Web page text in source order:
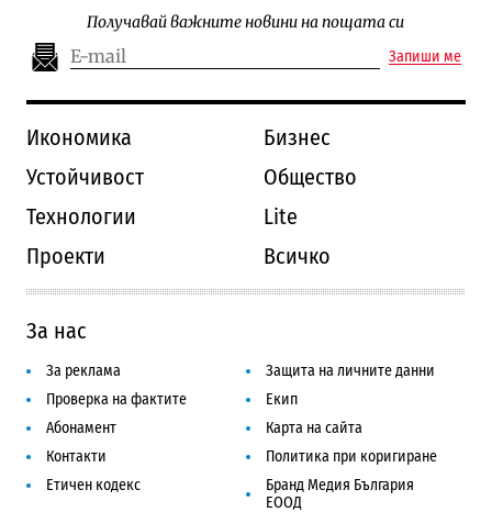
Получавай важните новини на пощата си
Запиши ме
Икономика
Бизнес
Устойчивост
Общество
Технологии
Lite
Проекти
Всичко
За нас
За реклама
Защита на личните данни
Проверка на фактите
Екип
Абонамент
Карта на сайта
Контакти
Политика при коригиране
Етичен кодекс
Бранд Медия България
ЕООД